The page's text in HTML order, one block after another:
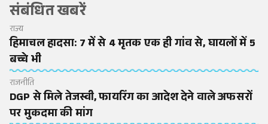
संबंधित खबरें
राज्य
हिमाचल हादसा: 7 में से 4 मृतक एक ही गांव से, घायलों में 5
बच्चे भी
राजनीति
DGP से मिले तेजस्वी, फायरिंग का आदेश देने वाले अफसरों
पर मुकदमा की मांग